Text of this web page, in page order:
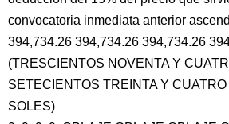
convocatoria inmediata anterior
394,734.26 394,734.26 394,734.26
(TRESCIENTOS NOVENTA Y
SETECIENTOS TREINTA Y
SOLES)